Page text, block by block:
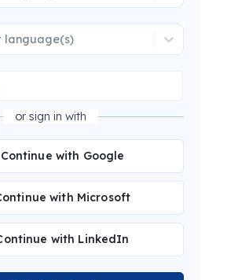
language(s)
or sign in with
Continue with Google
with Microsoft
with LinkedIn